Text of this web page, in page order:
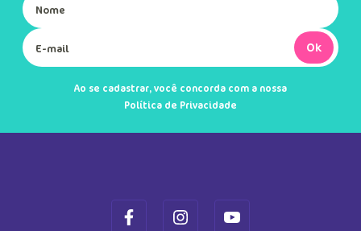
Ok
Ao se cadastrar, você concorda com a nossa
Política de Privacidade